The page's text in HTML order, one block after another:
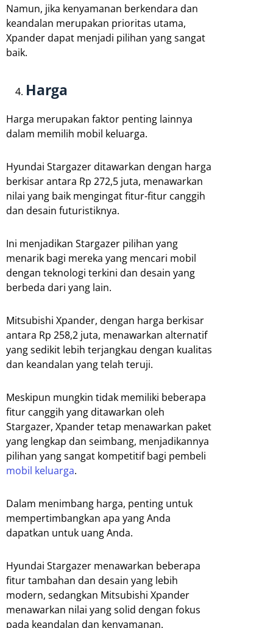
Namun, jika kenyamanan berkendara dan
keandalan merupakan prioritas utama,
Xpander dapat menjadi pilihan yang sangat
baik.
Harga
Harga merupakan faktor penting lainnya
dalam memilih mobil keluarga.
Hyundai Stargazer ditawarkan dengan harga
berkisar antara Rp 272,5 juta, menawarkan
nilai yang baik mengingat fitur-fitur canggih
dan desain futuristiknya.
Ini menjadikan Stargazer pilihan yang
menarik bagi mereka yang mencari mobil
dengan teknologi terkini dan desain yang
berbeda dari yang lain.
Mitsubishi Xpander, dengan harga berkisar
antara Rp 258,2 juta, menawarkan alternatif
yang sedikit lebih terjangkau dengan kualitas
dan keandalan yang telah teruji.
Meskipun mungkin tidak memiliki beberapa
fitur canggih yang ditawarkan oleh
Stargazer, Xpander tetap menawarkan paket
yang lengkap dan seimbang, menjadikannya
pilihan yang sangat kompetitif bagi pembeli
mobil keluarga.
Dalam menimbang harga, penting untuk
mempertimbangkan apa yang Anda
dapatkan untuk uang Anda.
Hyundai Stargazer menawarkan beberapa
fitur tambahan dan desain yang lebih
modern, sedangkan Mitsubishi Xpander
menawarkan nilai yang solid dengan fokus
pada keandalan dan kenyamanan.